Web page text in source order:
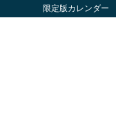
限定版カレンダー